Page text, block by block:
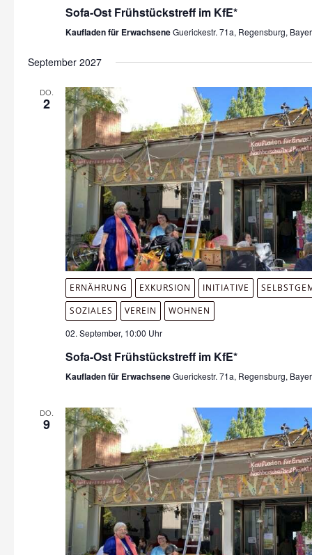
Sofa-Ost Frühstückstreff im KfE*
Kaufladen für ErwachseneGuerickestr. 71a, Regensburg,
September 2027
DO.
2
ERNÄHRUNG EXKURSION INITIATIVE
SOZIALES
VEREIN
WOHNEN
02. September, 10:00 Uhr
Sofa-Ost Frühstückstreff im KfE*
Kaufladen für ErwachseneGuerickestr. 71a, Regensburg,
DO.
9